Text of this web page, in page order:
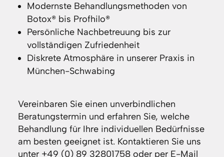
Modernste Behandlungsmethoden von
Botox® bis Profhilo®
Persönliche Nachbetreuung bis zur
vollständigen Zufriedenheit
Diskrete Atmosphäre in unserer Praxis in
München-Schwabing
Vereinbaren Sie einen unverbindlichen
Beratungstermin und erfahren Sie, welche
Behandlung für Ihre individuellen Bedürfnisse
am besten geeignet ist. Kontaktieren Sie uns
unter +49 (0) 89 32801758 oder per E-Mail